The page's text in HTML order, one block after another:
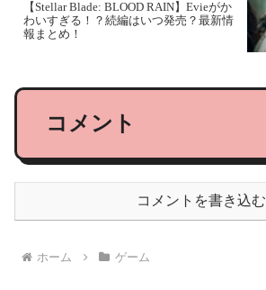
【Stellar Blade: BLOOD RAIN】Evieがか
わいすぎる！？続編はいつ発売？最新情
報まとめ！
コメント
コメントを書き込む
ホーム ゲーム